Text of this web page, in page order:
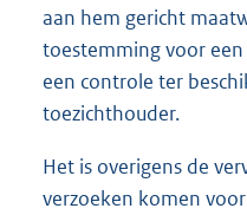
aan hem gericht
toestemming voor
een controle ter
toezichthouder.
Het is overigens de
verzoeken komen